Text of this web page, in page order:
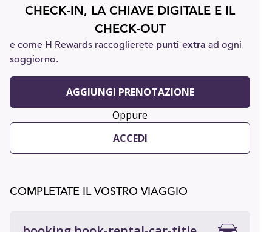
CHECK-IN, LA CHIAVE DIGITALE E IL
CHECK-OUT
e come H Rewards raccoglierete punti extra ad ogni
soggiorno.
AGGIUNGI PRENOTAZIONE
Oppure
ACCEDI
COMPLETATE IL VOSTRO VIAGGIO